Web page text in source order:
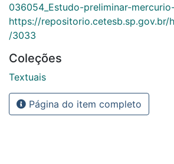
036054_Estudo-preliminar-
https://repositorio.cetesb.sp.gov.br/
/3033
Coleções
Textuais
Página do item completo